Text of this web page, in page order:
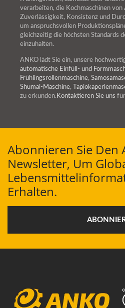
verarbeiten, die Kochmaschinen von
Zuverlässigkeit, Konsistenz und
um anspruchsvollen
gleichzeitig die höchsten Standards
einzuhalten.
ANKO lädt Sie ein, unsere
automatische Einfüll- und
Frühlingsrollenmaschine,
Shumai-Maschine,
zu erkunden.Kontaktieren Sie uns
Abonnieren Sie Den
Newsletter, Um
Erhalten.